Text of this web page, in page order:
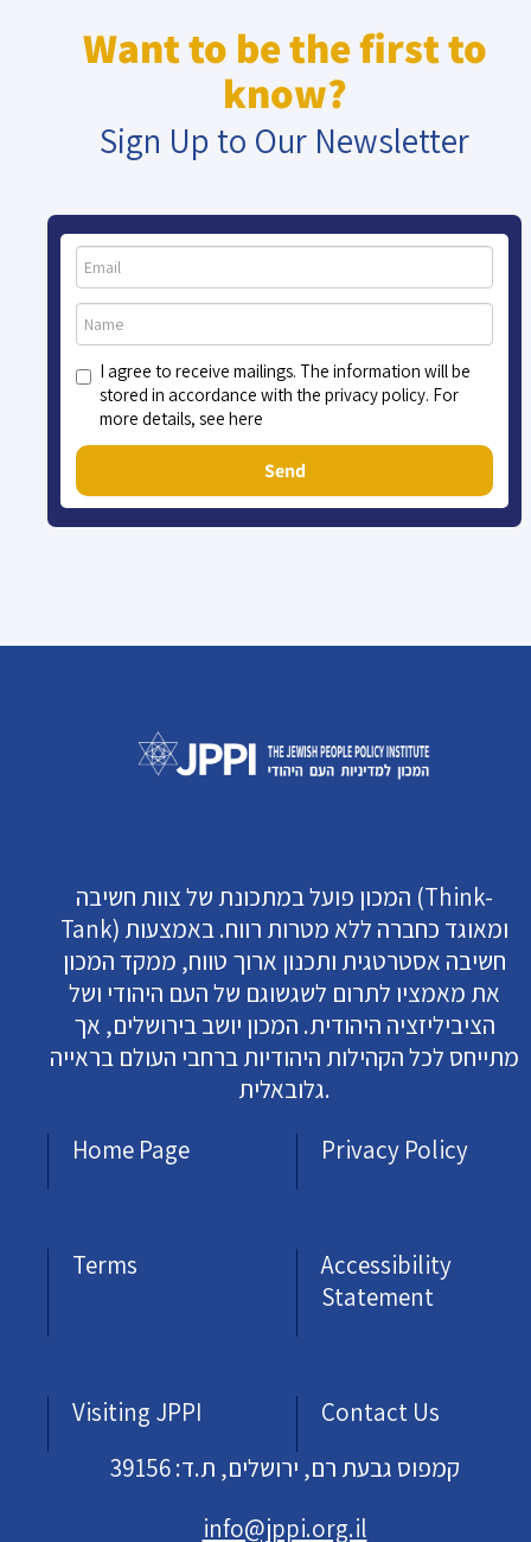
Want to be the first to
know?
Sign Up to Our Newsletter
I agree to receive mailings. The information will be
stored in accordance with the privacy policy. For
more details, see here
Send
המכון פועל במתכונת של צוות חשיבה (Think-
Tank) ומאוגד כחברה ללא מטרות רווח. באמצעות
חשיבה אסטרטגית ותכנון ארוך טווח, ממקד המכון
את מאמציו לתרום לשגשוגם של העם היהודי ושל
הציביליזציה היהודית. המכון יושב בירושלים, אך
מתייחס לכל הקהילות היהודיות ברחבי העולם בראייה
גלובאלית.
Home Page
Privacy Policy
Terms
Accessibility
Statement
Visiting JPPI
Contact Us
קמפוס גבעת רם, ירושלים, ת.ד: 39156
info@jppi.org.il